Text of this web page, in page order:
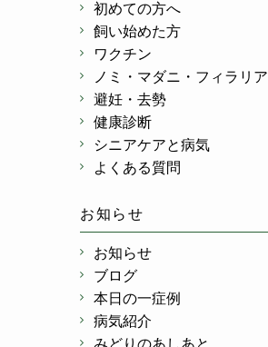
初めての方へ
飼い始めた方
ワクチン
ノミ・マダニ・フィラリア
避妊・去勢
健康診断
シニアケアと病気
よくある質問
お知らせ
お知らせ
ブログ
本日の一症例
病気紹介
みどりのあしあと